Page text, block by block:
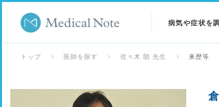
病気や症状を
検査を調べる
トップ 医師を探す 佐々木 朗 先生 来歴等